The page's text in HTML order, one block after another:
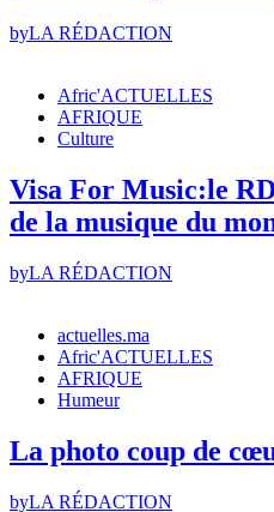
byLA RÉDACTION
Afric'ACTUELLES
AFRIQUE
Culture
Visa For Music:le
de la musique du
byLA RÉDACTION
actuelles.ma
Afric'ACTUELLES
AFRIQUE
Humeur
La photo coup de
byLA RÉDACTION